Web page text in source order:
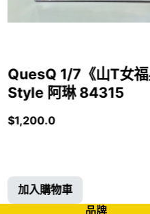
QuesQ 1/7《山T女
Style 阿琳 84315
$1,200.0
加入購物車
品牌